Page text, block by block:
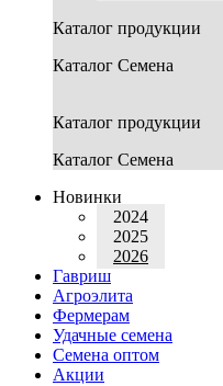
Каталог продукции
Каталог Семена
Каталог продукции
Каталог Семена
Новинки
2024
2025
2026
Гавриш
Агроэлита
Фермерам
Удачные семена
Семена оптом
Акции